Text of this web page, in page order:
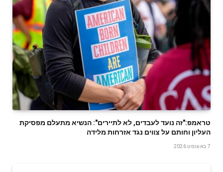
טראמפ:"זה נועד לעבדים, לא לתיירים": הנשיא מתעלם מפסיקת
העליון וחותם על צווים נגד אזרחות מלידה
7 באוגוסט 2026